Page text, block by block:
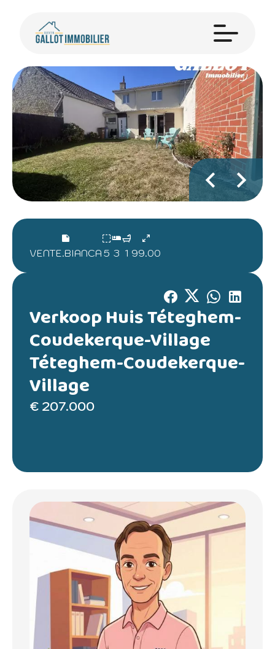
VENTE.BIANCA 5 3 1 99.00
Verkoop Huis Téteghem-
Coudekerque-Village
Téteghem-Coudekerque-
Village
€ 207.000